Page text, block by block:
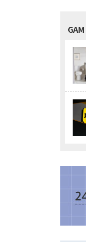
GAM